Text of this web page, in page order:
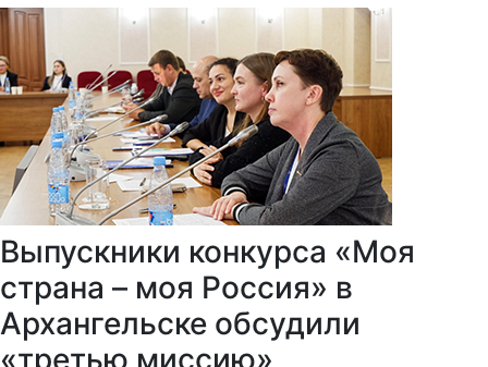
Выпускники конкурса «Моя
страна – моя Россия» в
Архангельске обсудили
«третью миссию»